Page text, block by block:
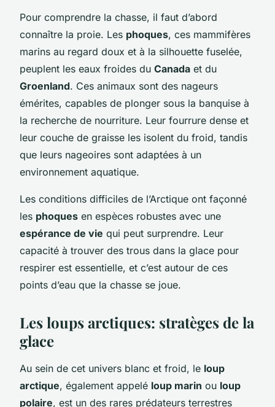
Pour comprendre la chasse, il faut d’abord
connaître la proie. Les phoques, ces mammifères
marins au regard doux et à la silhouette fuselée,
peuplent les eaux froides du Canada et du
Groenland. Ces animaux sont des nageurs
émérites, capables de plonger sous la banquise à
la recherche de nourriture. Leur fourrure dense et
leur couche de graisse les isolent du froid, tandis
que leurs nageoires sont adaptées à un
environnement aquatique.
Les conditions difficiles de l’Arctique ont façonné
les phoques en espèces robustes avec une
espérance de vie qui peut surprendre. Leur
capacité à trouver des trous dans la glace pour
respirer est essentielle, et c’est autour de ces
points d’eau que la chasse se joue.
Les loups arctiques: stratèges de la
glace
Au sein de cet univers blanc et froid, le loup
arctique, également appelé loup marin ou loup
polaire, est un des rares prédateurs terrestres